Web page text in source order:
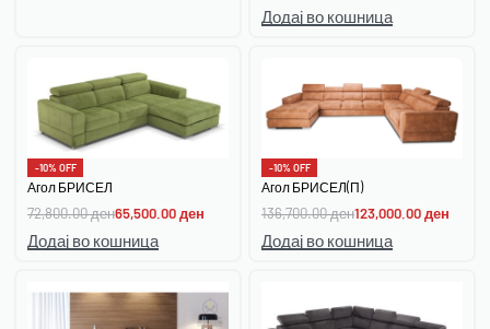
Додај во кошница
-10% OFF
Агол БРИСЕЛ
72,800.00ден65,500.00ден
Додај во кошница
-10% OFF
Агол БРИСЕЛ(П)
136,700.00ден123,000.00ден
Додај во кошница